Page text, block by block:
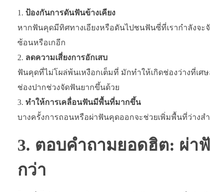
ป้องกันการดันฟันข้างเคียง
หากฟันคุดมีทิศทางเอียงหรือดันไปชนฟันซี่ที่เรากำลังจะ
ซ้อนหรือเกอีก
ลดความเสี่ยงการอักเสบ
ฟันคุดที่ไม่โผล่พ้นเหงือกเต็มที่ มักทำให้เกิดช่องว่างที่เศ
ช่องปากช่วงจัดฟันยากขึ้นด้วย
ทำให้การเคลื่อนฟันมีพื้นที่มากขึ้น
บางครั้งการถอนหรือผ่าฟันคุดออกจะช่วยเพิ่มพื้นที่ว่าง
3. ตอบคำถามยอดฮิต: ผ่
กว่า